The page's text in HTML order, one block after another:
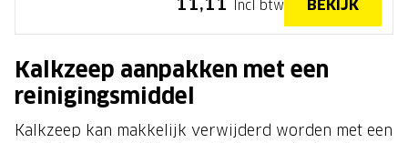
Incl btw BEKIJK
Kalkzeep aanpakken met een
reinigingsmiddel
Kalkzeep kan makkelijk verwijderd worden met een